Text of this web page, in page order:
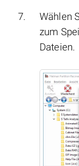
Wählen
zum
Dateien.